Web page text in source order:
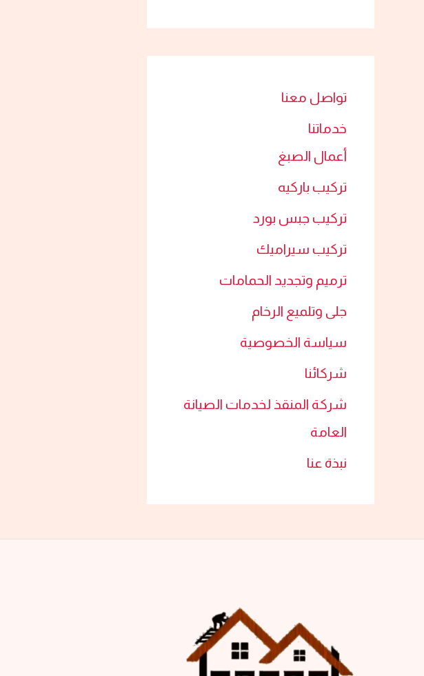
تواصل معنا
خدماتنا
أعمال الصبغ​
تركيب باركيه
تركيب جبس بورد​
تركيب سيراميك​
ترميم وتجديد الحمامات​
جلى وتلميع الرخام​
سياسة الخصوصية
شركائنا
شركة المنقذ لخدمات الصيانة
العامة
نبذة عنا